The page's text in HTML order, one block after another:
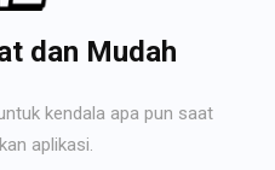
dan Mudah
kendala apa pun saat
aplikasi.